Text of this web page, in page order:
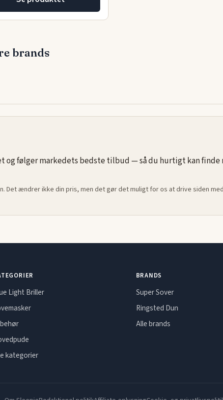
brands
og følger markedets bedste tilbud — så du hurtigt kan
Det ændrer ikke din pris, men det gør det muligt for os at drive siden
Light Briller
kategorier
BRANDS
Super Sover
Ringsted Dun
Alle brands